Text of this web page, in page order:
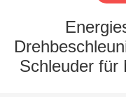
Schleuder für